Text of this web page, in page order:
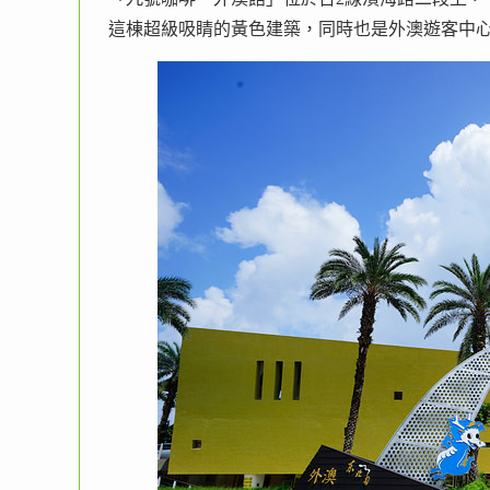
這棟超級吸睛的黃色建築，同時也是外澳遊客中